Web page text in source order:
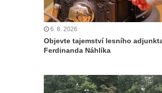
6. 8. 2026
Objevte tajemství lesního
Ferdinanda Náhlíka